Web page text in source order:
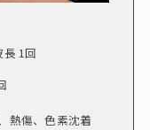
1回
熱傷、色素沈着